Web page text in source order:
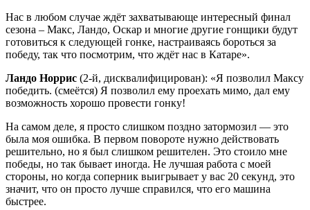
Нас в любом случае ждёт захватывающе интересный финал
сезона – Макс, Ландо, Оскар и многие другие гонщики будут
готовиться к следующей гонке, настраиваясь бороться за
победу, так что посмотрим, что ждёт нас в Катаре».
Ландо Норрис (2-й, дисквалифицирован): «Я позволил Максу
победить. (смеётся) Я позволил ему проехать мимо, дал ему
возможность хорошо провести гонку!
На самом деле, я просто слишком поздно затормозил — это
была моя ошибка. В первом повороте нужно действовать
решительно, но я был слишком решителен. Это стоило мне
победы, но так бывает иногда. Не лучшая работа с моей
стороны, но когда соперник выигрывает у вас 20 секунд, это
значит, что он просто лучше справился, что его машина
быстрее.